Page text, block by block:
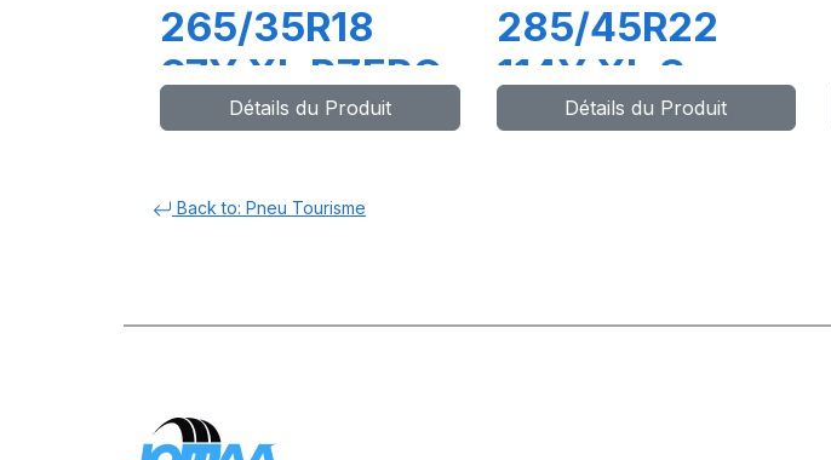
265/35R18
97Y XL PZERO
(MO)Détails du Produit
285/45R22
114Y XL S-
ZERO AS (LR)
Détails du Produit
Back to: Pneu Tourisme